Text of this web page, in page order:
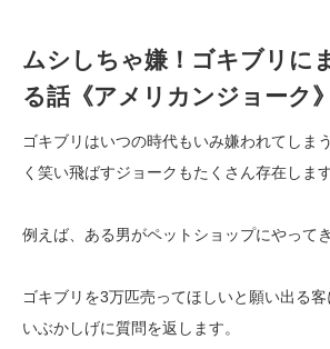
ムシしちゃ嫌！ゴキブリに
る話《アメリカンジョーク》
ゴキブリはいつの時代もいみ嫌われてしま
く笑い飛ばすジョークもたくさん存在します
例えば、ある男がペットショップにやってき
ゴキブリを3万匹売ってほしいと願い出る
いぶかしげに質問を返します。